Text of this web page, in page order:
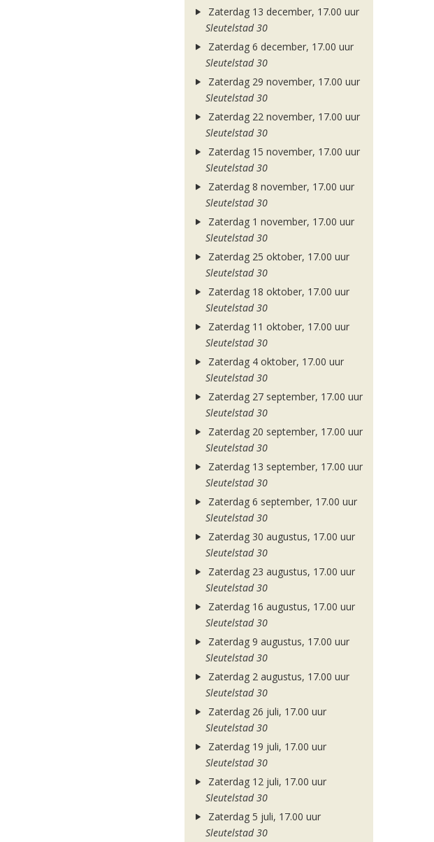
Zaterdag 13 december, 17.00 uur
Sleutelstad 30
Zaterdag 6 december, 17.00 uur
Sleutelstad 30
Zaterdag 29 november, 17.00 uur
Sleutelstad 30
Zaterdag 22 november, 17.00 uur
Sleutelstad 30
Zaterdag 15 november, 17.00 uur
Sleutelstad 30
Zaterdag 8 november, 17.00 uur
Sleutelstad 30
Zaterdag 1 november, 17.00 uur
Sleutelstad 30
Zaterdag 25 oktober, 17.00 uur
Sleutelstad 30
Zaterdag 18 oktober, 17.00 uur
Sleutelstad 30
Zaterdag 11 oktober, 17.00 uur
Sleutelstad 30
Zaterdag 4 oktober, 17.00 uur
Sleutelstad 30
Zaterdag 27 september, 17.00 uur
Sleutelstad 30
Zaterdag 20 september, 17.00 uur
Sleutelstad 30
Zaterdag 13 september, 17.00 uur
Sleutelstad 30
Zaterdag 6 september, 17.00 uur
Sleutelstad 30
Zaterdag 30 augustus, 17.00 uur
Sleutelstad 30
Zaterdag 23 augustus, 17.00 uur
Sleutelstad 30
Zaterdag 16 augustus, 17.00 uur
Sleutelstad 30
Zaterdag 9 augustus, 17.00 uur
Sleutelstad 30
Zaterdag 2 augustus, 17.00 uur
Sleutelstad 30
Zaterdag 26 juli, 17.00 uur
Sleutelstad 30
Zaterdag 19 juli, 17.00 uur
Sleutelstad 30
Zaterdag 12 juli, 17.00 uur
Sleutelstad 30
Zaterdag 5 juli, 17.00 uur
Sleutelstad 30